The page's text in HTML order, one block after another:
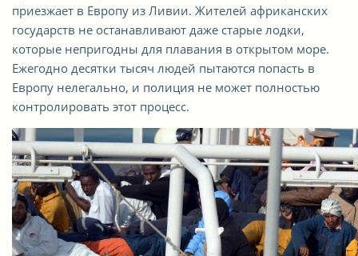
приезжает в Европу из Ливии. Жителей африканских
государств не останавливают даже старые лодки,
которые непригодны для плавания в открытом море.
Ежегодно десятки тысяч людей пытаются попасть в
Европу нелегально, и полиция не может полностью
контролировать этот процесс.